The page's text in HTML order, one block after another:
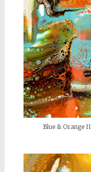
Blue & Orange II